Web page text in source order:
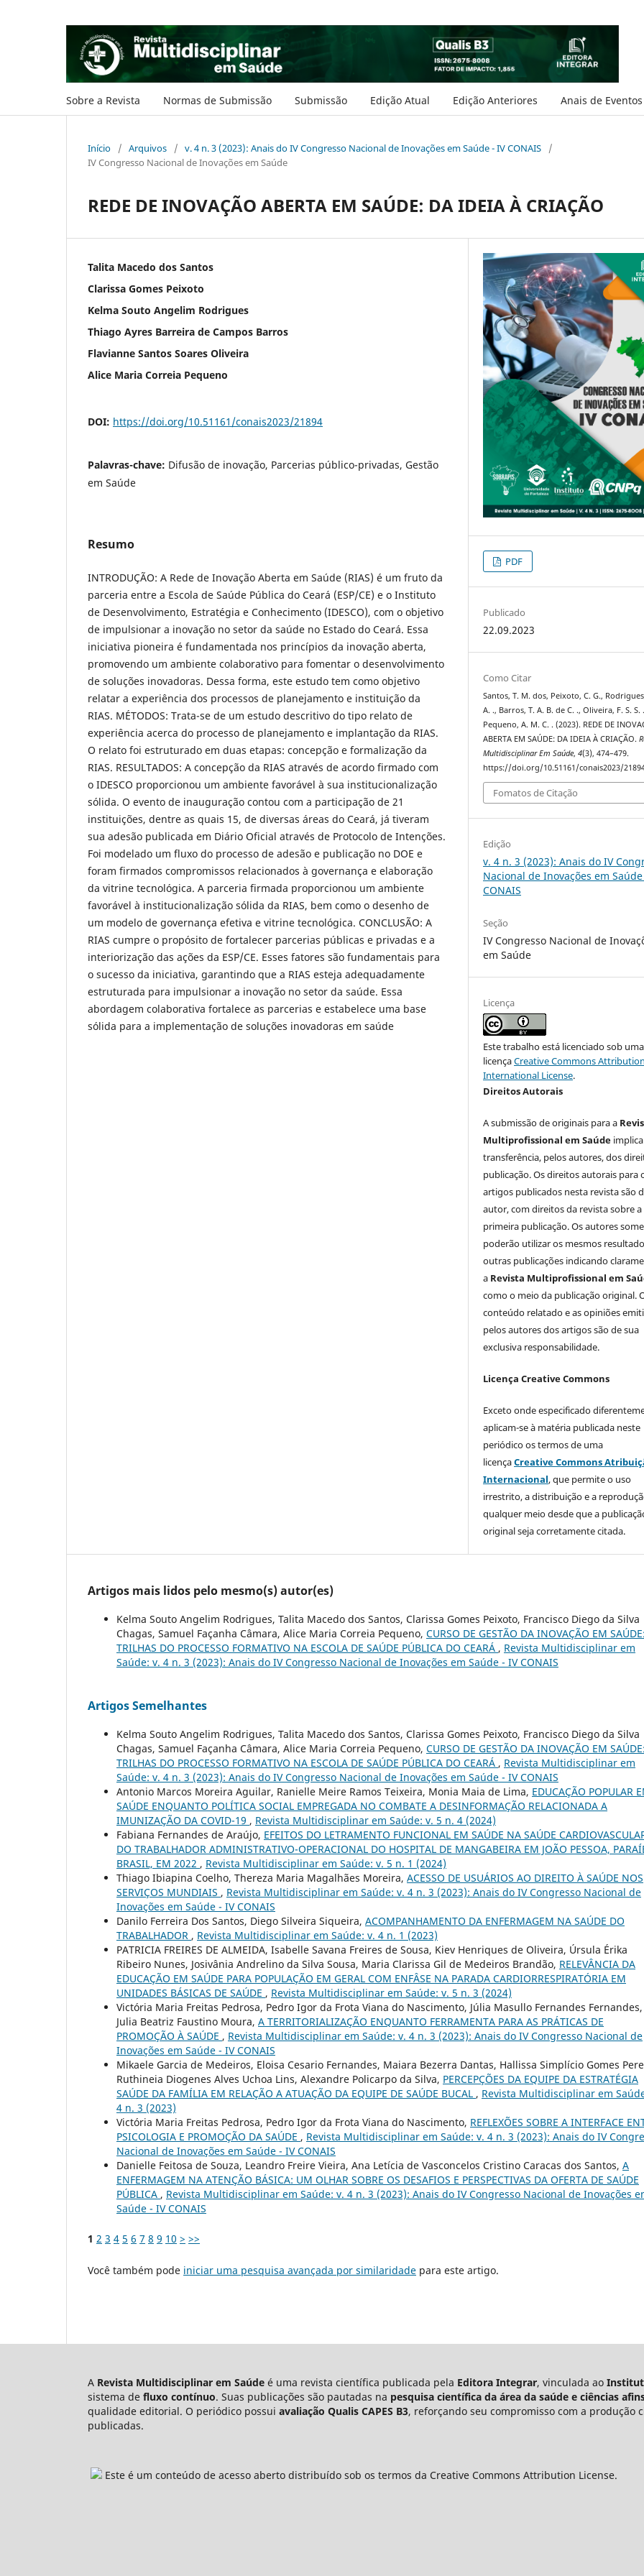
Sobre a Revista Normas de Submissão Submissão Edição Atual Edição Anteriores Anais de Eventos
Início / Arquivos / v. 4 n. 3 (2023): Anais do IV Congresso Nacional de Inovações em Saúde - IV CONAIS
/
IV Congresso Nacional de Inovações em Saúde
REDE DE INOVAÇÃO ABERTA EM SAÚDE: DA IDEIA À CRIAÇÃO
Talita Macedo dos Santos
Clarissa Gomes Peixoto
Kelma Souto Angelim Rodrigues
Thiago Ayres Barreira de Campos Barros
Flavianne Santos Soares Oliveira
Alice Maria Correia Pequeno
DOI: https://doi.org/10.51161/conais2023/21894
Palavras-chave: Difusão de inovação, Parcerias público-privadas, Gestão
em Saúde
Resumo
INTRODUÇÃO: A Rede de Inovação Aberta em Saúde (RIAS) é um fruto da
parceria entre a Escola de Saúde Pública do Ceará (ESP/CE) e o Instituto
de Desenvolvimento, Estratégia e Conhecimento (IDESCO), com o objetivo
de impulsionar a inovação no setor da saúde no Estado do Ceará. Essa
iniciativa pioneira é fundamentada nos princípios da inovação aberta,
promovendo um ambiente colaborativo para fomentar o desenvolvimento
de soluções inovadoras. Dessa forma, este estudo tem como objetivo
relatar a experiência dos processos de planejamento e instituição da
RIAS. MÉTODOS: Trata-se de um estudo descritivo do tipo relato de
experiência acerca do processo de planejamento e implantação da RIAS.
O relato foi estruturado em duas etapas: concepção e formalização da
RIAS. RESULTADOS: A concepção da RIAS através de acordo firmado com
o IDESCO proporcionou um ambiente favorável à sua institucionalização
sólida. O evento de inauguração contou com a participação de 21
instituições, dentre as quais 15, de diversas áreas do Ceará, já tiveram
sua adesão publicada em Diário Oficial através de Protocolo de Intenções.
Foi modelado um fluxo do processo de adesão e publicação no DOE e
foram firmados compromissos relacionados à governança e elaboração
da vitrine tecnológica. A parceria firmada proporcionou um ambiente
favorável à institucionalização sólida da RIAS, bem como o desenho de
um modelo de governança efetiva e vitrine tecnológica. CONCLUSÃO: A
RIAS cumpre o propósito de fortalecer parcerias públicas e privadas e a
interiorização das ações da ESP/CE. Esses fatores são fundamentais para
o sucesso da iniciativa, garantindo que a RIAS esteja adequadamente
estruturada para impulsionar a inovação no setor da saúde. Essa
abordagem colaborativa fortalece as parcerias e estabelece uma base
sólida para a implementação de soluções inovadoras em saúde
PDF
Publicado
22.09.2023
Como Citar
Santos, T. M. dos, Peixoto, C. G.,
A. ., Barros, T. A. B. de C. ., Oliveira, F. S. S.
Pequeno, A. M. C. . (2023). REDE DE
ABERTA EM SAÚDE: DA IDEIA À CRIAÇÃO.
Multidisciplinar Em Saúde,4(3), 474–479.
https://doi.org/10.51161/conais2023/
Fomatos de Citação
Edição
v. 4 n. 3 (2023): Anais do IV
Nacional de Inovações em
CONAIS
Seção
IV Congresso Nacional de
em Saúde
Licença
Este trabalho está licenciado sob uma
licençaCreative Commons
International License.
Direitos Autorais
A submissão de originais para a
Multiprofissional em Saúde
transferência, pelos autores, dos
publicação. Os direitos autorais para
artigos publicados nesta revista são
autor, com direitos da revista sobre a
primeira publicação. Os autores
poderão utilizar os mesmos
outras publicações indicando
a Revista Multiprofissional em
como o meio da publicação original.
conteúdo relatado e as opiniões
pelos autores dos artigos são de sua
exclusiva responsabilidade.
Licença Creative Commons
Exceto onde especificado
aplicam-se à matéria publicada neste
periódico os termos de uma
licençaCreative Commons
Internacional, que permite o uso
irrestrito, a distribuição e a
qualquer meio desde que a
original seja corretamente citada.
Artigos mais lidos pelo mesmo(s) autor(es)
Kelma Souto Angelim Rodrigues, Talita Macedo dos Santos, Clarissa Gomes Peixoto, Francisco Diego da Silva
Chagas, Samuel Façanha Câmara, Alice Maria Correia Pequeno, CURSO DE GESTÃO DA INOVAÇÃO EM SAÚDE:
TRILHAS DO PROCESSO FORMATIVO NA ESCOLA DE SAÚDE PÚBLICA DO CEARÁ , Revista Multidisciplinar em
Saúde: v. 4 n. 3 (2023): Anais do IV Congresso Nacional de Inovações em Saúde - IV CONAIS
Artigos Semelhantes
Kelma Souto Angelim Rodrigues, Talita Macedo dos Santos, Clarissa Gomes Peixoto, Francisco Diego da Silva
Chagas, Samuel Façanha Câmara, Alice Maria Correia Pequeno, CURSO DE GESTÃO DA INOVAÇÃO EM SAÚDE:
TRILHAS DO PROCESSO FORMATIVO NA ESCOLA DE SAÚDE PÚBLICA DO CEARÁ , Revista Multidisciplinar em
Saúde: v. 4 n. 3 (2023): Anais do IV Congresso Nacional de Inovações em Saúde - IV CONAIS
Antonio Marcos Moreira Aguilar, Ranielle Meire Ramos Teixeira, Monia Maia de Lima, EDUCAÇÃO POPULAR
SAÚDE ENQUANTO POLÍTICA SOCIAL EMPREGADA NO COMBATE A DESINFORMAÇÃO RELACIONADA A
IMUNIZAÇÃO DA COVID-19 , Revista Multidisciplinar em Saúde: v. 5 n. 4 (2024)
Fabiana Fernandes de Araújo, EFEITOS DO LETRAMENTO FUNCIONAL EM SAÚDE NA SAÚDE
DO TRABALHADOR ADMINISTRATIVO-OPERACIONAL DO HOSPITAL DE MANGABEIRA EM JOÃO PESSOA,
BRASIL, EM 2022 , Revista Multidisciplinar em Saúde: v. 5 n. 1 (2024)
Thiago Ibiapina Coelho, Thereza Maria Magalhães Moreira, ACESSO DE USUÁRIOS AO DIREITO À SAÚDE NOS
SERVIÇOS MUNDIAIS , Revista Multidisciplinar em Saúde: v. 4 n. 3 (2023): Anais do IV Congresso Nacional de
Inovações em Saúde - IV CONAIS
Danilo Ferreira Dos Santos, Diego Silveira Siqueira, ACOMPANHAMENTO DA ENFERMAGEM NA SAÚDE DO
TRABALHADOR , Revista Multidisciplinar em Saúde: v. 4 n. 1 (2023)
PATRICIA FREIRES DE ALMEIDA, Isabelle Savana Freires de Sousa, Kiev Henriques de Oliveira, Úrsula Érika
Ribeiro Nunes, Josivânia Andrelino da Silva Sousa, Maria Clarissa Gil de Medeiros Brandão, RELEVÂNCIA DA
EDUCAÇÃO EM SAÚDE PARA POPULAÇÃO EM GERAL COM ENFÂSE NA PARADA CARDIORRESPIRATÓRIA EM
UNIDADES BÁSICAS DE SAÚDE , Revista Multidisciplinar em Saúde: v. 5 n. 3 (2024)
Victória Maria Freitas Pedrosa, Pedro Igor da Frota Viana do Nascimento, Júlia Masullo Fernandes Fernandes,
Julia Beatriz Faustino Moura, A TERRITORIALIZAÇÃO ENQUANTO FERRAMENTA PARA AS PRÁTICAS DE
PROMOÇÃO À SAÚDE , Revista Multidisciplinar em Saúde: v. 4 n. 3 (2023): Anais do IV Congresso Nacional de
Inovações em Saúde - IV CONAIS
Mikaele Garcia de Medeiros, Eloisa Cesario Fernandes, Maiara Bezerra Dantas, Hallissa Simplício Gomes
Ruthineia Diogenes Alves Uchoa Lins, Alexandre Policarpo da Silva, PERCEPÇÕES DA EQUIPE DA ESTRATÉGIA
SAÚDE DA FAMÍLIA EM RELAÇÃO A ATUAÇÃO DA EQUIPE DE SAÚDE BUCAL , Revista Multidisciplinar em
4 n. 3 (2023)
Victória Maria Freitas Pedrosa, Pedro Igor da Frota Viana do Nascimento, REFLEXÕES SOBRE A INTERFACE
PSICOLOGIA E PROMOÇÃO DA SAÚDE , Revista Multidisciplinar em Saúde: v. 4 n. 3 (2023): Anais do IV
Nacional de Inovações em Saúde - IV CONAIS
Danielle Feitosa de Souza, Leandro Freire Vieira, Ana Letícia de Vasconcelos Cristino Caracas dos Santos, A
ENFERMAGEM NA ATENÇÃO BÁSICA: UM OLHAR SOBRE OS DESAFIOS E PERSPECTIVAS DA OFERTA DE SAÚDE
PÚBLICA , Revista Multidisciplinar em Saúde: v. 4 n. 3 (2023): Anais do IV Congresso Nacional de Inovações
Saúde - IV CONAIS
1 2 3 4 5 6 7 8 9 10 > >>
Você também pode iniciar uma pesquisa avançada por similaridade para este artigo.
A Revista Multidisciplinar em Saúde é uma revista científica publicada pela Editora Integrar, vinculada ao
sistema de fluxo contínuo. Suas publicações são pautadas na pesquisa científica da área da saúde e ciências
qualidade editorial. O periódico possui avaliação Qualis CAPES B3, reforçando seu compromisso com a produção
publicadas.
Este é um conteúdo de acesso aberto distribuído sob os termos da Creative Commons Attribution License.